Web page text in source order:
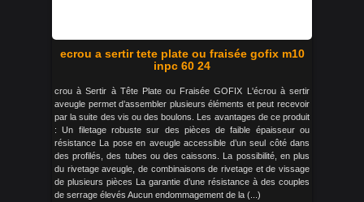
ecrou a sertir tete plate ou fraisée gofix m10
inpc 60 24
crou à Sertir à Tête Plate ou Fraisée GOFIX L'écrou à sertir
aveugle permet d’assembler plusieurs éléments et peut recevoir
par la suite des vis ou des boulons. Les avantages de ce produit
: Un filetage robuste sur des pièces de faible épaisseur ou
résistance La pose en aveugle accessible d’un seul côté dans
des profilés, des tubes ou des caissons. La possibilité, en plus
du rivetage aveugle, de combinaisons de rivetage et de vissage
de plusieurs pièces La garantie d’une résistance à des couples
de serrage élevés Aucun endommagement de la (...)